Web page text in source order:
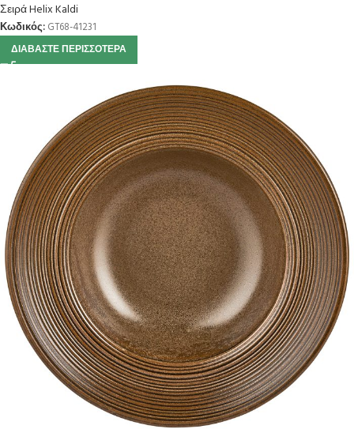
Σειρά Helix Kaldi
Κωδικός: GT68-41231
ΔΙΑΒΆΣΤΕ ΠΕΡΙΣΣΌΤΕΡΑ